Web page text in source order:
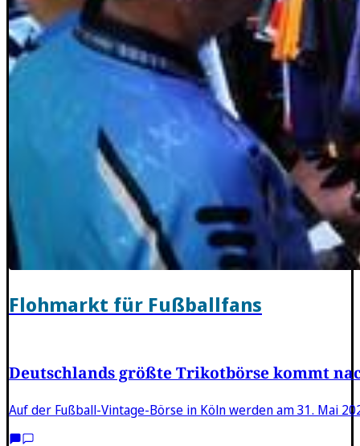
Flohmarkt für Fußballfans
Deutschlands größte Trikotbörse kommt
Auf der Fußball-Vintage-Börse in Köln werden am 31. Mai